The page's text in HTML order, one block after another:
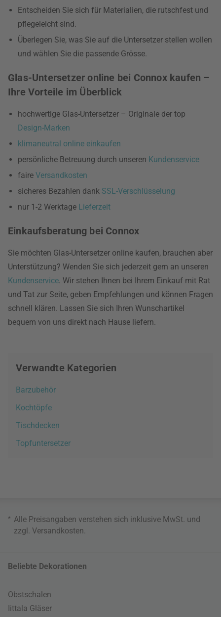
Entscheiden Sie sich für Materialien, die rutschfest und
pflegeleicht sind.
Überlegen Sie, was Sie auf die Untersetzer stellen wollen
und wählen Sie die passende Grösse.
Glas-Untersetzer online bei Connox kaufen –
Ihre Vorteile im Überblick
hochwertige Glas-Untersetzer – Originale der top
Design-Marken
klimaneutral online einkaufen
persönliche Betreuung durch unseren Kundenservice
faire Versandkosten
sicheres Bezahlen dank SSL-Verschlüsselung
nur 1-2 Werktage Lieferzeit
Einkaufsberatung bei Connox
Sie möchten Glas-Untersetzer online kaufen, brauchen aber
Unterstützung? Wenden Sie sich jederzeit gern an unseren
Kundenservice. Wir stehen Ihnen bei Ihrem Einkauf mit Rat
und Tat zur Seite, geben Empfehlungen und können Fragen
schnell klären. Lassen Sie sich Ihren Wunschartikel
bequem von uns direkt nach Hause liefern.
Verwandte Kategorien
Barzubehör
Kochtöpfe
Tischdecken
Topfuntersetzer
* Alle Preisangaben verstehen sich inklusive MwSt. und
zzgl. Versandkosten.
Beliebte Dekorationen
Obstschalen
Iittala Gläser